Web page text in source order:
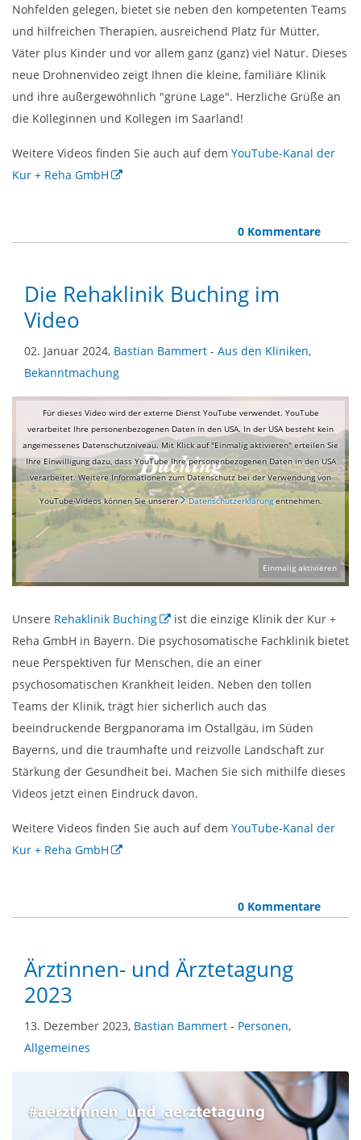
Nohfelden gelegen, bietet sie neben den kompetenten Teams
und hilfreichen Therapien, ausreichend Platz für Mütter,
Väter plus Kinder und vor allem ganz (ganz) viel Natur. Dieses
neue Drohnenvideo zeigt Ihnen die kleine, familiäre Klinik
und ihre außergewöhnlich "grüne Lage". Herzliche Grüße an
die Kolleginnen und Kollegen im Saarland!
Weitere Videos finden Sie auch auf dem YouTube-Kanal der
Kur + Reha GmbH
0 Kommentare
Die Rehaklinik Buching im
Video
02. Januar 2024, Bastian Bammert - Aus den Kliniken,
Bekanntmachung
Für dieses Video wird der externe Dienst YouTube verwendet. YouTube
verarbeitet Ihre personenbezogenen Daten in den USA. In der USA besteht kein
angemessenes Datenschutzniveau. Mit Klick auf "Einmalig aktivieren" erteilen Sie
Ihre Einwilligung dazu, dass YouTube Ihre personenbezogenen Daten in den USA
verarbeitet. Weitere Informationen zum Datenschutz bei der Verwendung von
YouTube-Videos können Sie unserer Datenschutzerklärungentnehmen.
Einmalig aktivieren
Unsere Rehaklinik Buching
ist die einzige Klinik der Kur +
Reha GmbH in Bayern. Die psychosomatische Fachklinik bietet
neue Perspektiven für Menschen, die an einer
psychosomatischen Krankheit leiden. Neben den tollen
Teams der Klinik, trägt hier sicherlich auch das
beeindruckende Bergpanorama im Ostallgäu, im Süden
Bayerns, und die traumhafte und reizvolle Landschaft zur
Stärkung der Gesundheit bei. Machen Sie sich mithilfe dieses
Videos jetzt einen Eindruck davon.
Weitere Videos finden Sie auch auf dem YouTube-Kanal der
Kur + Reha GmbH
0 Kommentare
Ärztinnen- und Ärztetagung
2023
13. Dezember 2023, Bastian Bammert - Personen,
Allgemeines